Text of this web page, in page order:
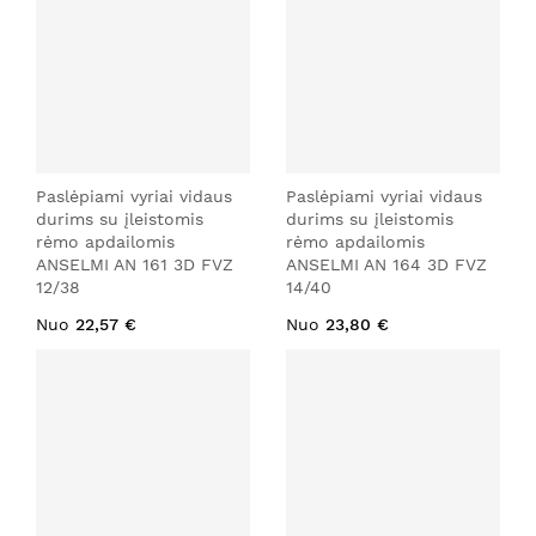
Paslėpiami vyriai vidaus
durims su įleistomis
rėmo apdailomis
ANSELMI AN 161 3D FVZ
12/38
Nuo 22,57 €
Paslėpiami vyriai vidaus
durims su įleistomis
rėmo apdailomis
ANSELMI AN 164 3D FVZ
14/40
Nuo 23,80 €